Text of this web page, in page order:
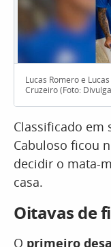
Lucas Romero e
Cruzeiro (Foto:
Classificado em
Cabuloso ficou
decidir o mata-
casa.
Oitavas de
O primeiro